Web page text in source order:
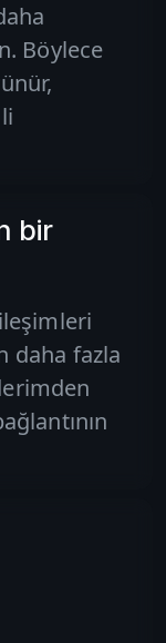
Böylece
bir
daha fazla